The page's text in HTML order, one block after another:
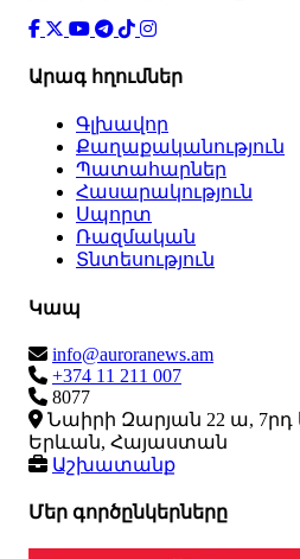
Արագ հղումներ
Գլխավոր
Քաղաքականություն
Պատահարներ
Հասարակություն
Սպորտ
Ռազմական
Տնտեսություն
Կապ
info@auroranews.am
+374 11 211 007
8077
Նաիրի Զարյան 22 ա, 7րդ
Երևան, Հայաստան
Աշխատանք
Մեր գործընկերները